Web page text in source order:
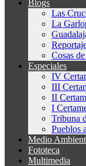
Blogs
Las
La
Cosas
Especiales
IV
III
II
I
Tribuna
Pueblos
Medio
Fototeca
Multimedia